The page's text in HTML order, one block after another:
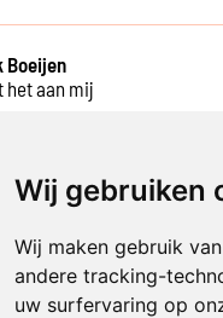
Wij gebruiken
Wij maken gebruik
andere tracking-
uw surfervaring op
Boeijen
het aan mij
ons
Boeijen